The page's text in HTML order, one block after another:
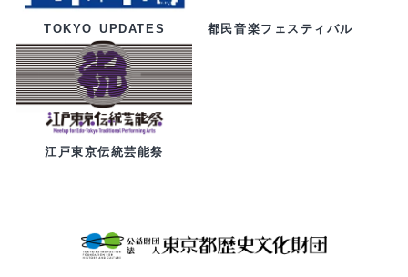
TOKYO UPDATES 都民音楽フェスティバル
江戸東京伝統芸能祭